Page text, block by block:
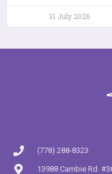
31 July 2026
(778) 288-8323
13988 Cambie Rd.